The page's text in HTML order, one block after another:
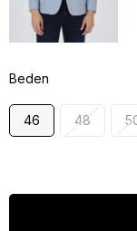
Beden
46 48